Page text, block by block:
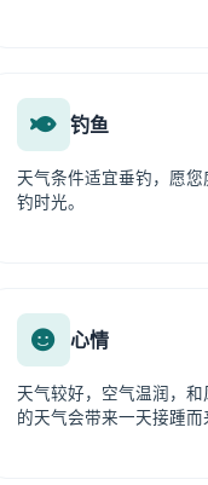
钓鱼
天气条件适宜垂钓，愿您
钓时光。
心情
天气较好，空气温润，和
的天气会带来一天接踵而